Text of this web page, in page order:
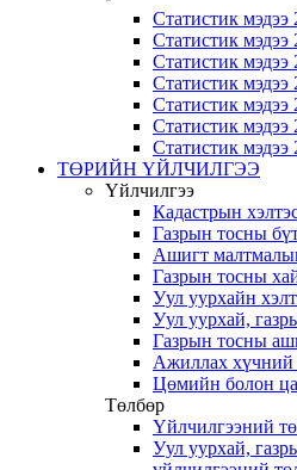
Статистик мэдээ
Статистик мэдээ
Статистик мэдээ
Статистик мэдээ
Статистик мэдээ
Статистик мэдээ
Статистик мэдээ
ТӨРИЙН ҮЙЛЧИЛГЭЭ
Үйлчилгээ
Кадастрын
Газрын тосны
Ашигт
Газрын тосны
Уул уурхайн
Уул уурхай,
Газрын тосны
Ажиллах хүчний
Цөмийн болон
Төлбөр
Үйлчилгээний
Уул уурхай,